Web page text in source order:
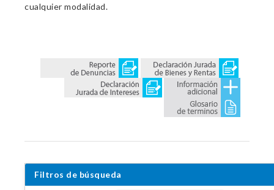
cualquier modalidad.
Filtros de búsqueda